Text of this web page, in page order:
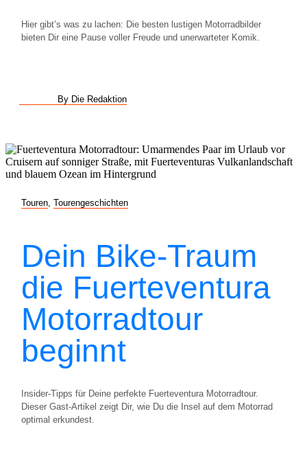
Hier gibt’s was zu lachen: Die besten lustigen Motorradbilder
bieten Dir eine Pause voller Freude und unerwarteter Komik.
By Die Redaktion
Touren Tourengeschichten
Dein Bike-Traum
die Fuerteventura
Motorradtour
beginnt
Insider-Tipps für Deine perfekte Fuerteventura Motorradtour.
Dieser Gast-Artikel zeigt Dir, wie Du die Insel auf dem Motorrad
optimal erkundest.